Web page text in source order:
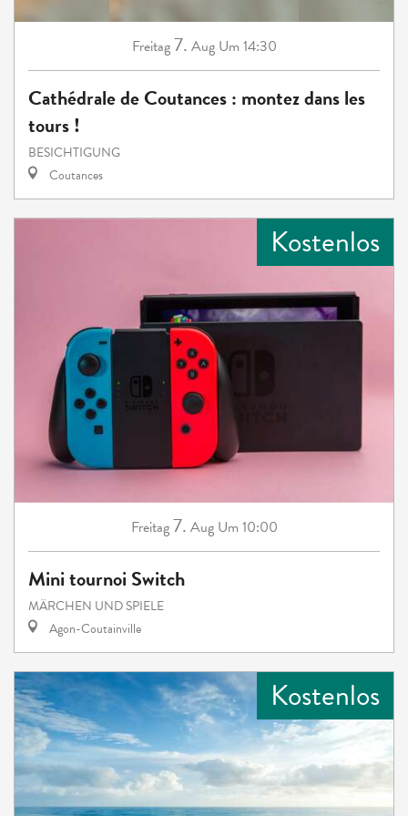
Freitag7. Aug Um 14:30
Cathédrale de Coutances : montez dans les
tours !
BESICHTIGUNG
Coutances
Kostenlos
Freitag7. Aug Um 10:00
Mini tournoi Switch
MÄRCHEN UND SPIELE
Agon-Coutainville
Kostenlos